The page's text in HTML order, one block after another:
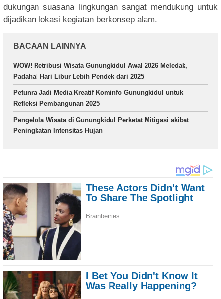
dukungan suasana lingkungan sangat mendukung untuk
dijadikan lokasi kegiatan berkonsep alam.
BACAAN LAINNYA
WOW! Retribusi Wisata Gunungkidul Awal 2026 Meledak,
Padahal Hari Libur Lebih Pendek dari 2025
Petunra Jadi Media Kreatif Kominfo Gunungkidul untuk
Refleksi Pembangunan 2025
Pengelola Wisata di Gunungkidul Perketat Mitigasi akibat
Peningkatan Intensitas Hujan